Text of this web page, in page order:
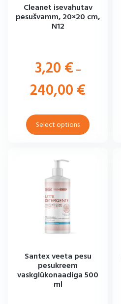
Cleanet isevahutav
pesušvamm, 20×20 cm,
N12
3,20€ –
240,00€
Select options
Santex veeta pesu
pesukreem
vaskglükonaadiga 500
ml